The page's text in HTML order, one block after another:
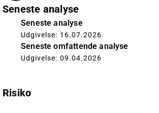
Seneste analyse
Seneste analyse
Udgivelse: 16.07.2026
Seneste omfattende analyse
Udgivelse: 09.04.2026
Risiko